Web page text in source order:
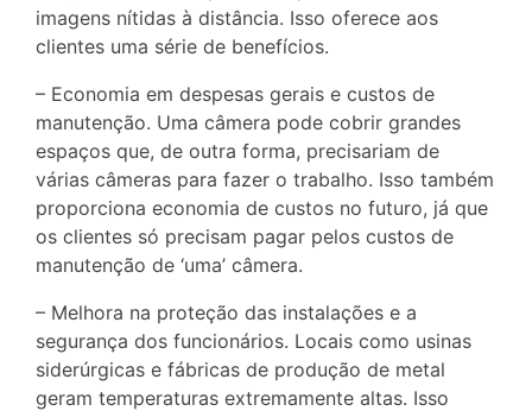
imagens nítidas à distância. Isso oferece aos
clientes uma série de benefícios.
– Economia em despesas gerais e custos de
manutenção. Uma câmera pode cobrir grandes
espaços que, de outra forma, precisariam de
várias câmeras para fazer o trabalho. Isso também
proporciona economia de custos no futuro, já que
os clientes só precisam pagar pelos custos de
manutenção de ‘uma’ câmera.
– Melhora na proteção das instalações e a
segurança dos funcionários. Locais como usinas
siderúrgicas e fábricas de produção de metal
geram temperaturas extremamente altas. Isso